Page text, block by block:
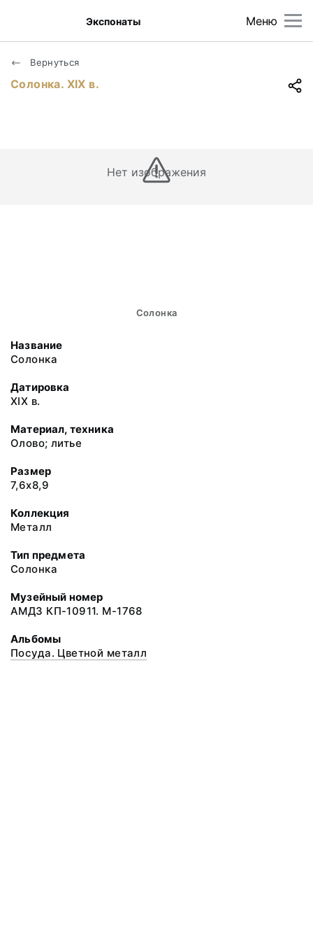
Меню
Экспонаты
Вернуться
Солонка. ХIХ в.
Нет изображения
Солонка
Название
Солонка
Датировка
ХIХ в.
Материал, техника
Олово; литье
Размер
7,6х8,9
Коллекция
Металл
Тип предмета
Солонка
Музейный номер
АМДЗ КП-10911. М-1768
Альбомы
Посуда. Цветной металл